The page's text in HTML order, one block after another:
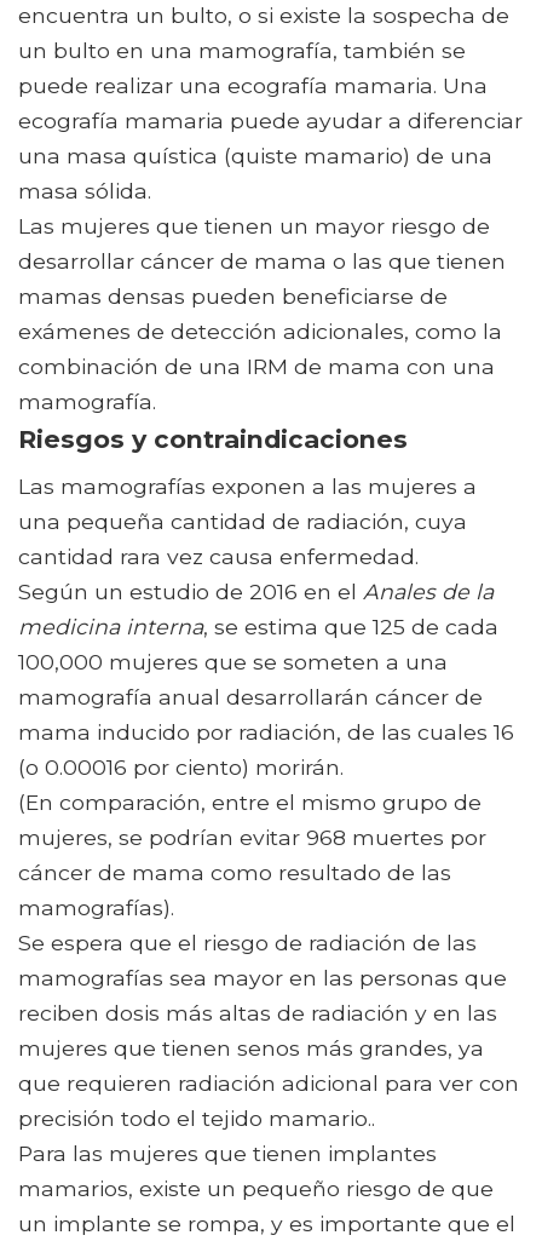
encuentra un bulto, o si existe la sospecha de
un bulto en una mamografía, también se
puede realizar una ecografía mamaria. Una
ecografía mamaria puede ayudar a diferenciar
una masa quística (quiste mamario) de una
masa sólida.
Las mujeres que tienen un mayor riesgo de
desarrollar cáncer de mama o las que tienen
mamas densas pueden beneficiarse de
exámenes de detección adicionales, como la
combinación de una IRM de mama con una
mamografía.
Riesgos y contraindicaciones
Las mamografías exponen a las mujeres a
una pequeña cantidad de radiación, cuya
cantidad rara vez causa enfermedad.
Según un estudio de 2016 en el Anales de la
medicina interna, se estima que 125 de cada
100,000 mujeres que se someten a una
mamografía anual desarrollarán cáncer de
mama inducido por radiación, de las cuales 16
(o 0.00016 por ciento) morirán.
(En comparación, entre el mismo grupo de
mujeres, se podrían evitar 968 muertes por
cáncer de mama como resultado de las
mamografías).
Se espera que el riesgo de radiación de las
mamografías sea mayor en las personas que
reciben dosis más altas de radiación y en las
mujeres que tienen senos más grandes, ya
que requieren radiación adicional para ver con
precisión todo el tejido mamario..
Para las mujeres que tienen implantes
mamarios, existe un pequeño riesgo de que
un implante se rompa, y es importante que el